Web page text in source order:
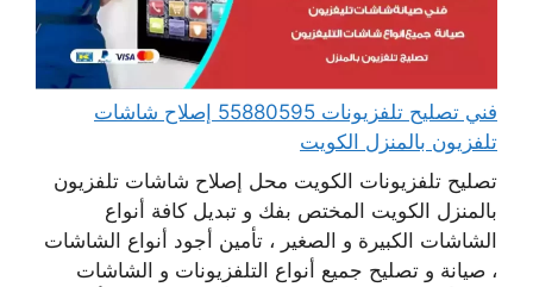
فني تصليح تلفزيونات 55880595 إصلاح شاشات
تلفزيون بالمنزل الكويت
تصليح تلفزيونات الكويت محل إصلاح شاشات تلفزيون
بالمنزل الكويت المختص بفك و تبديل كافة أنواع
الشاشات الكبيرة و الصغير ، تأمين أجود أنواع الشاشات
، صيانة و تصليح جميع أنواع التلفزيونات و الشاشات